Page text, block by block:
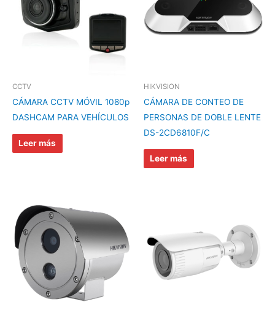
CCTV
CÁMARA CCTV MÓVIL 1080p
DASHCAM PARA VEHÍCULOS
Leer más
HIKVISION
CÁMARA DE CONTEO DE
PERSONAS DE DOBLE LENTE
DS-2CD6810F/C
Leer más